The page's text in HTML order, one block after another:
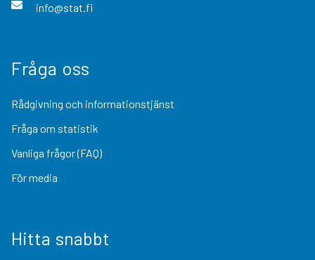
info@stat.fi
Fråga oss
Rådgivning och informationstjänst
Fråga om statistik
Vanliga frågor (FAQ)
För media
Hitta snabbt